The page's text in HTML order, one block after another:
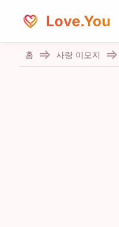
Love.You
홈 사랑 이모지